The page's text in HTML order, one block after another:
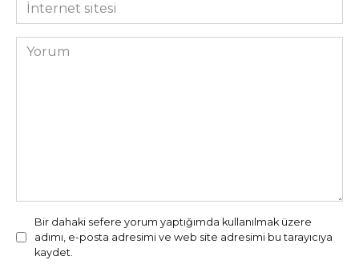
sitesi
Yorum
Bir dahaki sefere yorum yaptığımda kullanılmak üzere
adımı, e-posta adresimi ve web site adresimi bu tarayıcıya
kaydet.